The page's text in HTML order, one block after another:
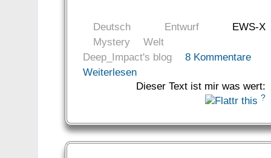
Deutsch Entwurf
EWS-X
Mystery
Welt
Deep_Impact's blog
8 Kommentare
Weiterlesen
Dieser Text ist mir was wert:
?